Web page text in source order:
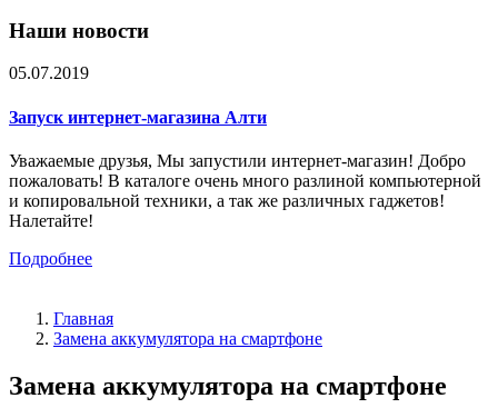
Наши новости
05.07.2019
Запуск интернет-магазина Алти
Уважаемые друзья, Мы запустили интернет-магазин! Добро
пожаловать! В каталоге очень много разлиной компьютерной
и копировальной техники, а так же различных гаджетов!
Налетайте!
Подробнее
Главная
Замена аккумулятора на смартфоне
Замена аккумулятора на смартфоне